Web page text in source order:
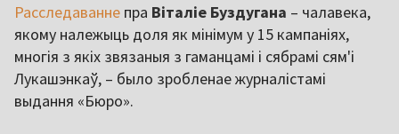
Расследаванне пра Віталіе Буздугана – чалавека,
якому належыць доля як мінімум у 15 кампаніях,
многія з якіх звязаныя з гаманцамі і сябрамі сям'і
Лукашэнкаў, – было зробленае журналістамі
выдання «Бюро».